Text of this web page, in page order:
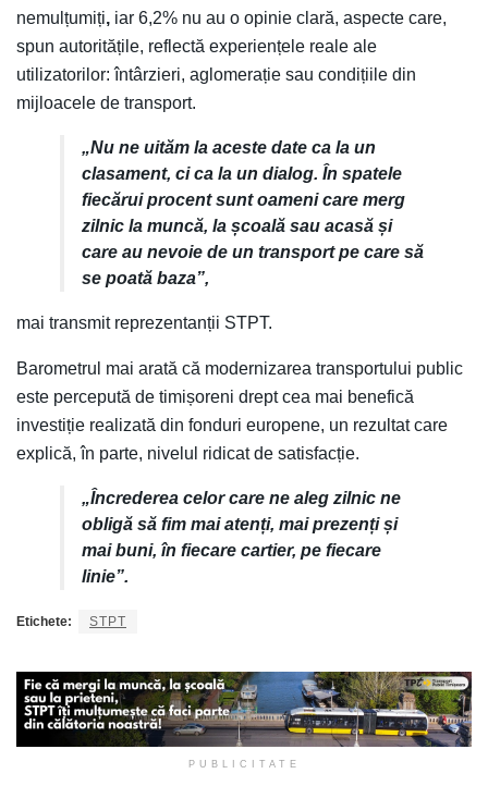
nemulțumiți, iar 6,2% nu au o opinie clară, aspecte care,
spun autoritățile, reflectă experiențele reale ale
utilizatorilor: întârzieri, aglomerație sau condițiile din
mijloacele de transport.
„Nu ne uităm la aceste date ca la un
clasament, ci ca la un dialog. În spatele
fiecărui procent sunt oameni care merg
zilnic la muncă, la școală sau acasă și
care au nevoie de un transport pe care să
se poată baza”,
mai transmit reprezentanții STPT.
Barometrul mai arată că modernizarea transportului public
este percepută de timișoreni drept cea mai benefică
investiție realizată din fonduri europene, un rezultat care
explică, în parte, nivelul ridicat de satisfacție.
„Încrederea celor care ne aleg zilnic ne
obligă să fim mai atenți, mai prezenți și
mai buni, în fiecare cartier, pe fiecare
linie”.
Etichete: STPT
PUBLICITATE